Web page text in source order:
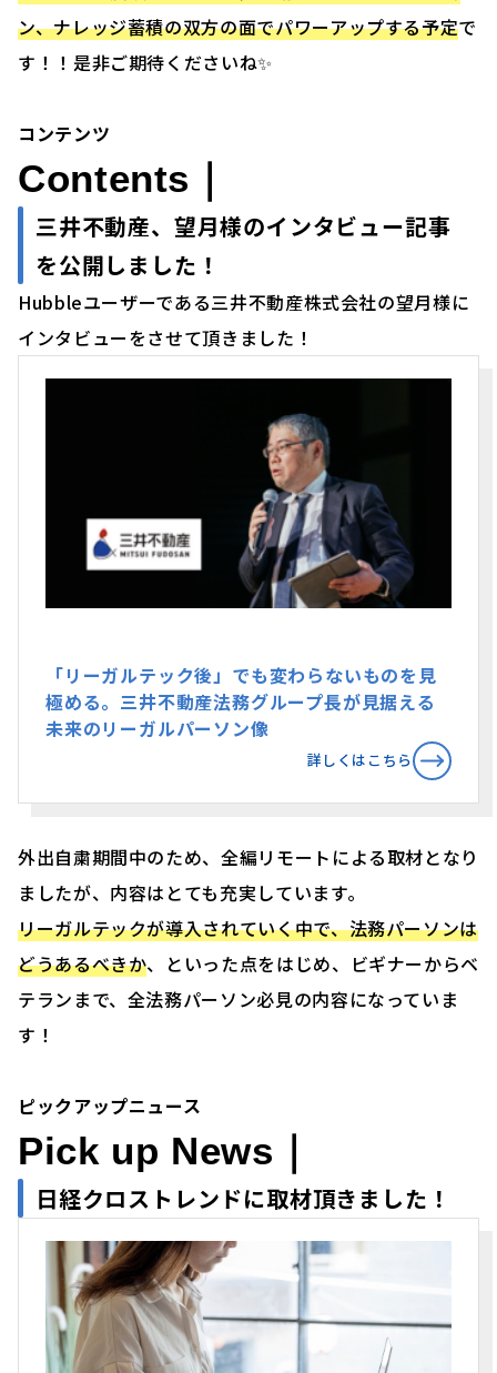
ン、ナレッジ蓄積の双方の面でパワーアップする予定で
す！！是非ご期待くださいね✨
コンテンツ
Contents｜
三井不動産、望月様のインタビュー記事
を公開しました！
Hubbleユーザーである三井不動産株式会社の望月様に
インタビューをさせて頂きました！
「リーガルテック後」でも変わらないものを見
極める。三井不動産法務グループ長が見据える
未来のリーガルパーソン像
詳しくはこちら
外出自粛期間中のため、全編リモートによる取材となり
ましたが、内容はとても充実しています。
リーガルテックが導入されていく中で、法務パーソンは
どうあるべきか、といった点をはじめ、ビギナーからベ
テランまで、全法務パーソン必見の内容になっていま
す！
ピックアップニュース
Pick up News｜
日経クロストレンドに取材頂きました ！